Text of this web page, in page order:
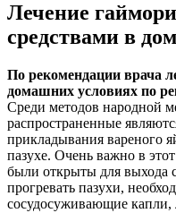
Лечение
средствами в
По рекомендации врача
домашних условиях по
Среди методов народной
распространенные
прикладывания вареного
пазухе. Очень важно в
были открыты для выхода
прогревать пазухи,
сосудосуживающие